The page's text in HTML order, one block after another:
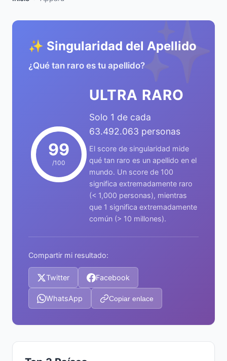
✨
✨ Singularidad del Apellido
¿Qué tan raro es tu apellido?
99
/100
ULTRA RARO
Solo 1 de cada
63.492.063 personas
El score de singularidad mide
qué tan raro es un apellido en el
mundo. Un score de 100
significa extremadamente raro
(< 1,000 personas), mientras
que 1 significa extremadamente
común (> 10 millones).
Compartir mi resultado:
Twitter Facebook
WhatsApp Copiar enlace